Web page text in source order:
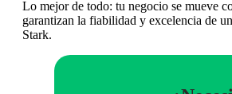
Lo mejor de todo: tu negocio se mueve
garantizan la fiabilidad y excelencia de
Stark.